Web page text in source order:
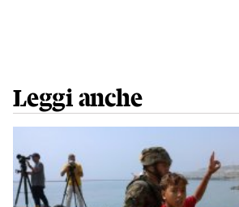
Leggi anche